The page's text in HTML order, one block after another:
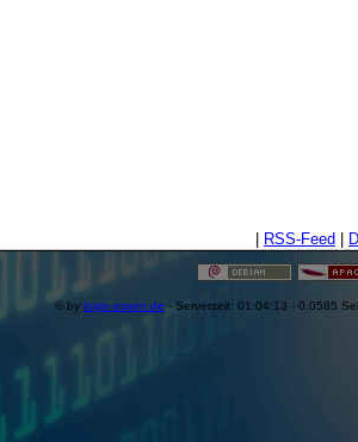
RSS-Feed
© by login-essen.de - Serverzeit: 01:04:13 - 0.0585